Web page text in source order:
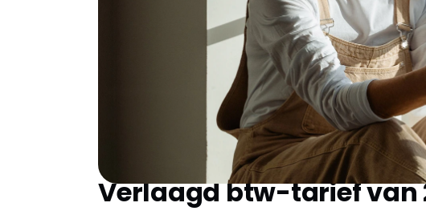
Verlaagde btw-tarief van 21% naar 9% op de
Investeringssubsidie duurzame energie en
Subsidieregeling verduurzaming voor
Energiebespaarlening biedt de mogelijkheid om
energiebesparende maatregelen.
Regionale subsidiesdie variëren per gemeente of
Verlaagd btw-tarief van